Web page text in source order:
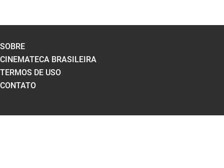
SOBRE
CINEMATECA BRASILEIRA
TERMOS DE USO
CONTATO